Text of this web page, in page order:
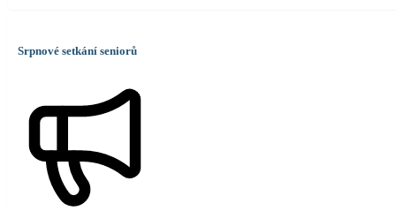
Srpnové setkání seniorů